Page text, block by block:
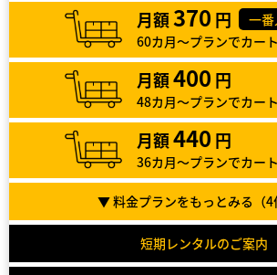
月額370 円
一
60カ月～プランでカー
月額400 円
48カ月～プランでカー
月額440 円
36カ月～プランでカー
▼ 料金プランをもっとみる（4
短期レンタルのご案内